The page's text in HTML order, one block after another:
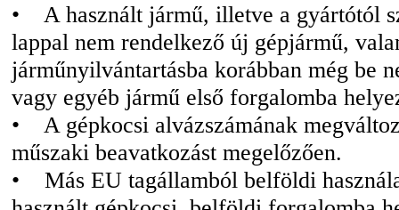
• A használt jármű, illetve a gyártótól
lappal nem rendelkező új gépjármű,
járműnyilvántartásba korábban még be
vagy egyéb jármű első forgalomba
• A gépkocsi alvázszámának
műszaki beavatkozást megelőzően.
• Más EU tagállamból belföldi